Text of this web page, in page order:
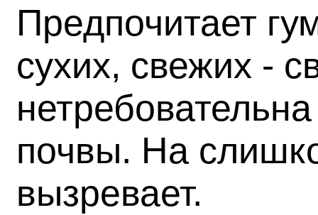
Предпочитает
сухих, свежих -
почвы. На
вызревает.